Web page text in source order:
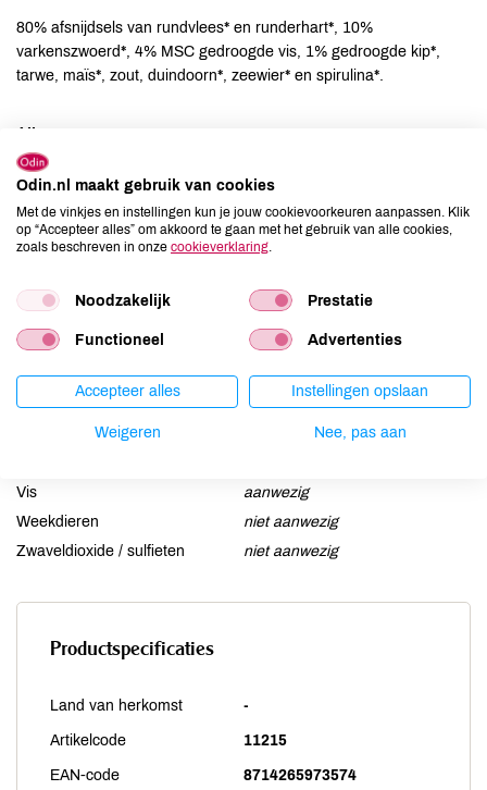
80% afsnijdsels van rundvlees* en runderhart*, 10%
varkenszwoerd*, 4% MSC gedroogde vis, 1% gedroogde kip*,
tarwe, maïs*, zout, duindoorn*, zeewier* en spirulina*.
Allergenen
Aardnoten
niet aanwezig
Ei
niet aanwezig
Gluten
aanwezig
Lupine
niet aanwezig
Noten
niet aanwezig
Schaaldieren
niet aanwezig
Selderij
niet aanwezig
niet aanwezig
Vis
aanwezig
Weekdieren
niet aanwezig
Zwaveldioxide / sulfieten
niet aanwezig
Productspecificaties
Land van herkomst -
Artikelcode 11215
EAN-code 8714265973574
Odin.nl maakt gebruik van cookies
Met de vinkjes en instellingen kun je jouw cookievoorkeuren aanpassen. Klik
op “Accepteer alles” om akkoord te gaan met het gebruik van alle cookies,
zoals beschreven in onze cookieverklaring.
Noodzakelijk Prestatie
Functioneel Advertenties
Accepteer alles Instellingen opslaan
Weigeren Nee, pas aan